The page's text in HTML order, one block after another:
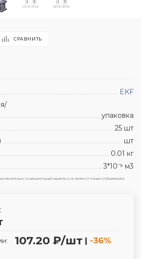
СРАВНИТЬ
EKF
упаковка
25 шт
шт
0.01 кг
3*10⁻⁵ м3
ознакомительный характер и не являются точным отображением
107.20 ₽/шт | -36%